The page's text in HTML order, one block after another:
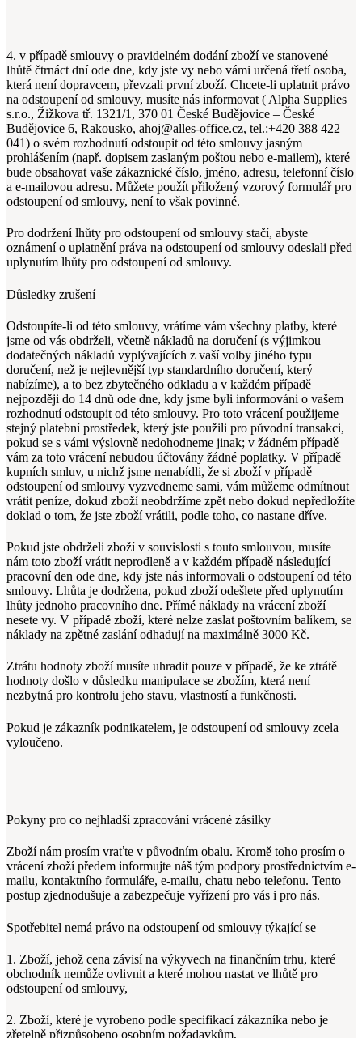
4. v případě smlouvy o pravidelném dodání zboží ve stanovené
lhůtě čtrnáct dní ode dne, kdy jste vy nebo vámi určená třetí osoba,
která není dopravcem, převzali první zboží. Chcete-li uplatnit právo
na odstoupení od smlouvy, musíte nás informovat ( Alpha Supplies
s.r.o., Žižkova tř. 1321/1, 370 01 České Budějovice – České
Budějovice 6, Rakousko, ahoj@alles-office.cz, tel.:+420 388 422
041) o svém rozhodnutí odstoupit od této smlouvy jasným
prohlášením (např. dopisem zaslaným poštou nebo e-mailem), které
bude obsahovat vaše zákaznické číslo, jméno, adresu, telefonní číslo
a e-mailovou adresu. Můžete použít přiložený vzorový formulář pro
odstoupení od smlouvy, není to však povinné.
Pro dodržení lhůty pro odstoupení od smlouvy stačí, abyste
oznámení o uplatnění práva na odstoupení od smlouvy odeslali před
uplynutím lhůty pro odstoupení od smlouvy.
Důsledky zrušení
Odstoupíte-li od této smlouvy, vrátíme vám všechny platby, které
jsme od vás obdrželi, včetně nákladů na doručení (s výjimkou
dodatečných nákladů vyplývajících z vaší volby jiného typu
doručení, než je nejlevnější typ standardního doručení, který
nabízíme), a to bez zbytečného odkladu a v každém případě
nejpozději do 14 dnů ode dne, kdy jsme byli informováni o vašem
rozhodnutí odstoupit od této smlouvy. Pro toto vrácení použijeme
stejný platební prostředek, který jste použili pro původní transakci,
pokud se s vámi výslovně nedohodneme jinak; v žádném případě
vám za toto vrácení nebudou účtovány žádné poplatky. V případě
kupních smluv, u nichž jsme nenabídli, že si zboží v případě
odstoupení od smlouvy vyzvedneme sami, vám můžeme odmítnout
vrátit peníze, dokud zboží neobdržíme zpět nebo dokud nepředložíte
doklad o tom, že jste zboží vrátili, podle toho, co nastane dříve.
Pokud jste obdrželi zboží v souvislosti s touto smlouvou, musíte
nám toto zboží vrátit neprodleně a v každém případě následující
pracovní den ode dne, kdy jste nás informovali o odstoupení od této
smlouvy. Lhůta je dodržena, pokud zboží odešlete před uplynutím
lhůty jednoho pracovního dne. Přímé náklady na vrácení zboží
nesete vy. V případě zboží, které nelze zaslat poštovním balíkem, se
náklady na zpětné zaslání odhadují na maximálně 3000 Kč.
Ztrátu hodnoty zboží musíte uhradit pouze v případě, že ke ztrátě
hodnoty došlo v důsledku manipulace se zbožím, která není
nezbytná pro kontrolu jeho stavu, vlastností a funkčnosti.
Pokud je zákazník podnikatelem, je odstoupení od smlouvy zcela
vyloučeno.
Pokyny pro co nejhladší zpracování vrácené zásilky
Zboží nám prosím vraťte v původním obalu. Kromě toho prosím o
vrácení zboží předem informujte náš tým podpory prostřednictvím e-
mailu, kontaktního formuláře, e-mailu, chatu nebo telefonu. Tento
postup zjednodušuje a zabezpečuje vyřízení pro vás i pro nás.
Spotřebitel nemá právo na odstoupení od smlouvy týkající se
1. Zboží, jehož cena závisí na výkyvech na finančním trhu, které
obchodník nemůže ovlivnit a které mohou nastat ve lhůtě pro
odstoupení od smlouvy,
2. Zboží, které je vyrobeno podle specifikací zákazníka nebo je
zřetelně přizpůsobeno osobním požadavkům,